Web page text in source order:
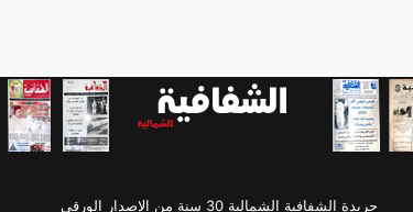
جريدة الشفافية الشمالية 30 سنة من الإصدار الورقي